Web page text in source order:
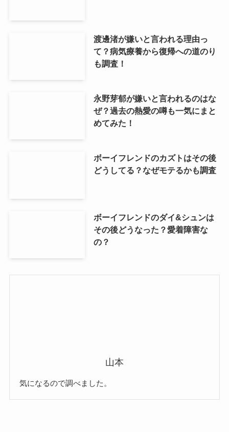
渡邊渚が嫌いと言われる理由っ
て？病気療養から復帰への道のり
も調査！
永野芽郁が嫌いと言われるのはな
ぜ？過去の熱愛の噂も一気にまと
めてみた！
ボーイフレンドのカズトはその後
どうしてる？なぜモテるかも調査
ボーイフレンドのダイ&シュンは
その後どうなった？愛着障害な
の？
山本
気になるので調べました。